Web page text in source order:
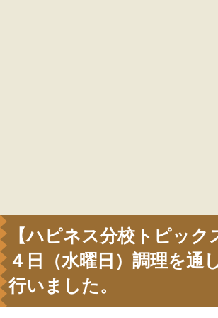
【ハピネス分校トピック
４日（水曜日）調理を通
行いました。